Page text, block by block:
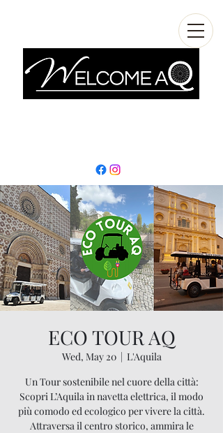
ECO TOUR AQ
Wed, May 20
  |
L'Aquila
Un Tour sostenibile nel cuore della città:
Scopri L’Aquila in navetta elettrica, il modo
più comodo ed ecologico per vivere la città.
Attraversa il centro storico, ammira le